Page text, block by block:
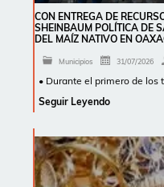
CON ENTREGA DE
SHEINBAUM POLÍTICA DE
DEL MAÍZ NATIVO EN
Municipios 31/07/2026
• Durante el primero de los
Seguir Leyendo